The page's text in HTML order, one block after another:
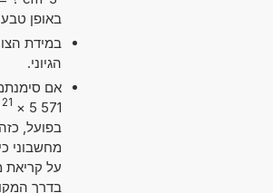
באופן
במידת
הגיוני.
571 5
×
21
על קריאת